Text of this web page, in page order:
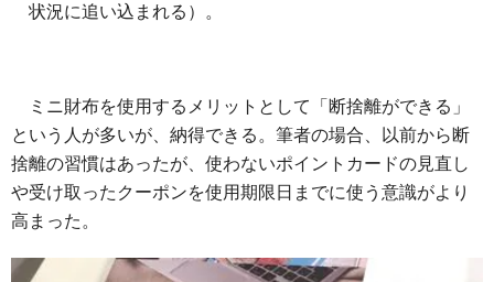
状況に追い込まれる）。
ミニ財布を使用するメリットとして「断捨離ができる」
という人が多いが、納得できる。筆者の場合、以前から断
捨離の習慣はあったが、使わないポイントカードの見直し
や受け取ったクーポンを使用期限日までに使う意識がより
高まった。